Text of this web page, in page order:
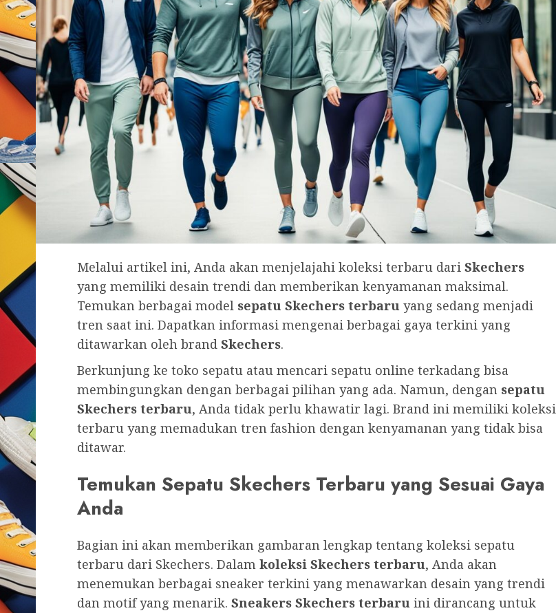
Melalui artikel ini, Anda akan menjelajahi koleksi terbaru dari Skechers
yang memiliki desain trendi dan memberikan kenyamanan maksimal.
Temukan berbagai model sepatu Skechers terbaru yang sedang menjadi
tren saat ini. Dapatkan informasi mengenai berbagai gaya terkini yang
ditawarkan oleh brand Skechers.
Berkunjung ke toko sepatu atau mencari sepatu online terkadang bisa
membingungkan dengan berbagai pilihan yang ada. Namun, dengan sepatu
Skechers terbaru, Anda tidak perlu khawatir lagi. Brand ini memiliki koleksi
terbaru yang memadukan tren fashion dengan kenyamanan yang tidak bisa
ditawar.
Temukan Sepatu Skechers Terbaru yang Sesuai Gaya
Anda
Bagian ini akan memberikan gambaran lengkap tentang koleksi sepatu
terbaru dari Skechers. Dalam koleksi Skechers terbaru, Anda akan
menemukan berbagai sneaker terkini yang menawarkan desain yang trendi
dan motif yang menarik. Sneakers Skechers terbaru ini dirancang untuk